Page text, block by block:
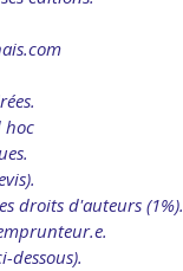
hoc
droits d'auteurs (1%).